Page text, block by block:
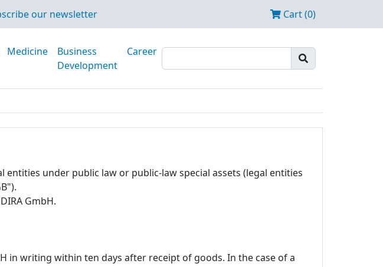
our newsletter Cart (0)
Medicine
Business
Development
Career
under public law or public-law special assets (legal entities
GmbH.
in writing within ten days after receipt of goods. In the case of a